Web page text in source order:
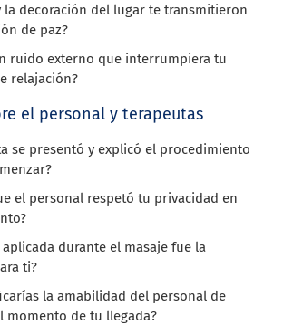
la decoración del lugar te transmitieron
de paz?
ruido externo que interrumpiera tu
relajación?
el personal y terapeutas
se presentó y explicó el procedimiento
el personal respetó tu privacidad en
aplicada durante el masaje fue la
ti?
la amabilidad del personal de
momento de tu llegada?